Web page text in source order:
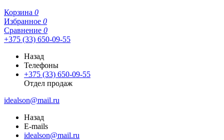
Корзина 0
Избранное 0
Сравнение 0
+375 (33) 650-09-55
Назад
Телефоны
+375 (33) 650-09-55
Отдел продаж
idealson@mail.ru
Назад
E-mails
idealson@mail.ru